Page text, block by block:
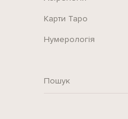
Карти Таро
Нумерологія